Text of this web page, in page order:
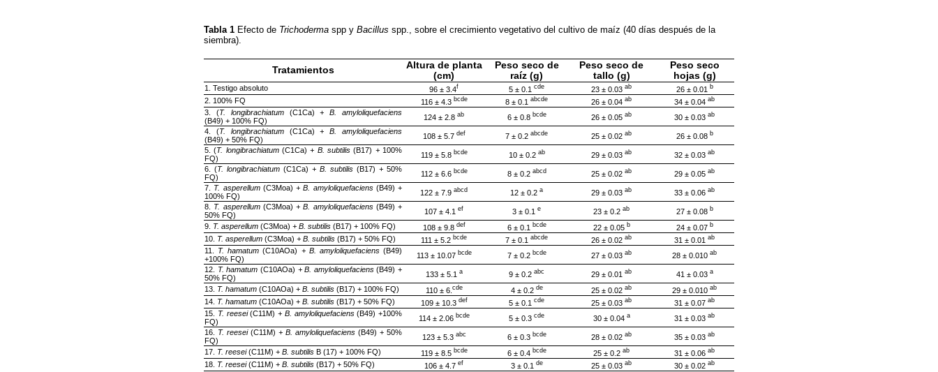
Tabla 1 Efecto de Trichoderma spp y Bacillus spp., sobre el crecimiento vegetativo del cultivo de maíz (40 días después de la
siembra).
Tratamientos
Altura de planta
(cm)
Peso seco de
raíz (g)
Peso seco de
tallo (g)
Peso seco
hojas (g)
1. Testigo absoluto 96 ± 3.4f 5 ± 0.1 cde 23 ± 0.03 ab 26 ± 0.01 b
2. 100% FQ 116 ± 4.3 bcde 8 ± 0.1 abcde 26 ± 0.04 ab 34 ± 0.04 ab
3. (T. longibrachiatum(C1Ca)+ B. amyloliquefaciens
(B49) + 100% FQ)
124 ± 2.8 ab 6 ± 0.8 bcde 26 ± 0.05 ab 30 ± 0.03 ab
4. (T. longibrachiatum(C1Ca)+ B. amyloliquefaciens
(B49) + 50% FQ)
108 ± 5.7 def 7 ± 0.2 abcde 25 ± 0.02 ab 26 ± 0.08 b
5. (T. longibrachiatum(C1Ca)+ B. subtilis (B17) +100%
FQ)
119 ± 5.8 bcde 10 ± 0.2 ab 29 ± 0.03 ab 32 ± 0.03 ab
6. (T. longibrachiatum (C1Ca) + B. subtilis (B17) + 50%
FQ)
112 ± 6.6 bcde 8 ± 0.2 abcd 25 ± 0.02 ab 29 ± 0.05 ab
7. T. asperellum(C3Moa) + B. amyloliquefaciens(B49) +
100% FQ)
122 ± 7.9 abcd 12 ± 0.2 a 29 ± 0.03 ab 33 ± 0.06 ab
8. T. asperellum(C3Moa) + B. amyloliquefaciens(B49) +
50% FQ)
107 ± 4.1 ef 3 ± 0.1 e 23 ± 0.2 ab 27 ± 0.08 b
9. T. asperellum (C3Moa) + B. subtilis (B17) + 100% FQ) 108 ± 9.8 def 6 ± 0.1 bcde 22 ± 0.05 b 24 ± 0.07 b
10. T. asperellum (C3Moa) + B. subtilis (B17) + 50% FQ) 111 ± 5.2 bcde 7 ± 0.1 abcde 26 ± 0.02 ab 31 ± 0.01 ab
11. T. hamatum (C10AOa) + B. amyloliquefaciens(B49)
+100% FQ)
113 ± 10.07 bcde 7 ± 0.2 bcde 27 ± 0.03 ab 28 ± 0.010 ab
12. T. hamatum (C10AOa) + B. amyloliquefaciens(B49) +
50% FQ)
133 ± 5.1 a 9 ± 0.2 abc 29 ± 0.01 ab 41 ± 0.03 a
13. T. hamatum (C10AOa) + B. subtilis (B17) + 100% FQ) 110 ± 6. cde 4 ± 0.2 de 25 ± 0.02 ab 29 ± 0.010 ab
14. T. hamatum (C10AOa) + B. subtilis (B17) + 50% FQ) 109 ± 10.3 def 5 ± 0.1 cde 25 ± 0.03 ab 31 ± 0.07 ab
15. T. reesei(C11M) + B. amyloliquefaciens(B49) +100%
FQ)
114 ± 2.06 bcde 5 ± 0.3 cde 30 ± 0.04 a 31 ± 0.03 ab
16. T. reesei(C11M) + B. amyloliquefaciens (B49) + 50%
FQ)
123 ± 5.3 abc 6 ± 0.3 bcde 28 ± 0.02 ab 35 ± 0.03 ab
17. T. reesei(C11M) + B. subtilis B (17) + 100% FQ) 119 ± 8.5 bcde 6 ± 0.4 bcde 25 ± 0.2 ab 31 ± 0.06 ab
18. T. reesei(C11M) + B. subtilis (B17) + 50% FQ) 106 ± 4.7 ef 3 ± 0.1 de 25 ± 0.03 ab 30 ± 0.02 ab